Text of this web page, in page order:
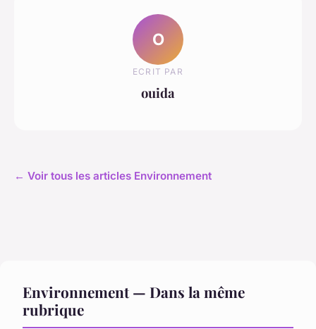
O
ECRIT PAR
ouida
← Voir tous les articles Environnement
Environnement — Dans la même
rubrique